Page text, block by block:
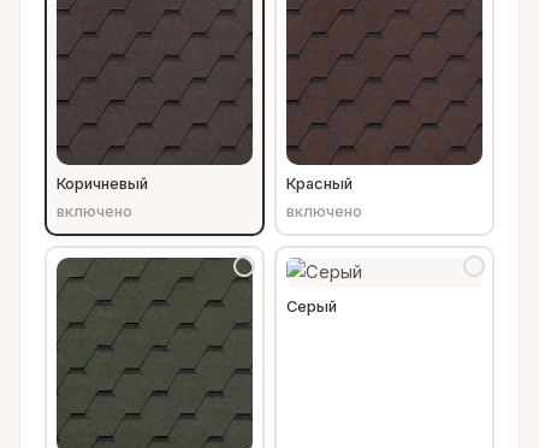
Коричневый
включено
Красный
включено
Серый